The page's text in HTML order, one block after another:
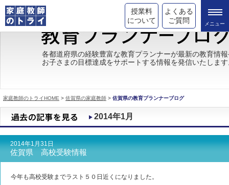
授業料
について
よくある
ご質問
トライの教育理念
成績が上がる理由
都道府県別情報
合格体験談
キャンペーン情報
各都道府県の経験豊富な教育プランナーが最新の教育情
お子さまの目標達成をサポートする情報を発信いたしま
家庭教師のトライHOME > 佐賀県の家庭教師 > 佐賀県の教育プランナーブログ
2014年1月
2014年1月31日
佐賀県 高校受験情報
今年も高校受験までラスト５０日近くになりました。